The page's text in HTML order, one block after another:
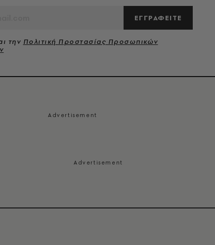
ΕΓΓΡΑΦΕΙΤΕ
την Πολιτική Προστασίας Προσωπικών